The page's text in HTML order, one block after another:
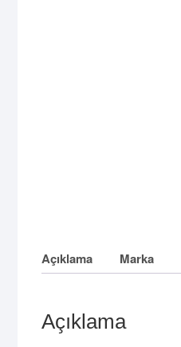
Açıklama Marka
Açıklama